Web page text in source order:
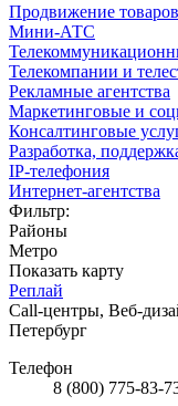
Продвижение
Мини-АТС
Телекомпании и
Рекламные агентства
Маркетинговые и
Консалтинговые
Разработка,
IP-телефония
Интернет-агентства
Фильтр:
Районы
Метро
Показать карту
Реплай
Call-центры, Веб-
Петербург
Телефон
8 (800) 775-83-